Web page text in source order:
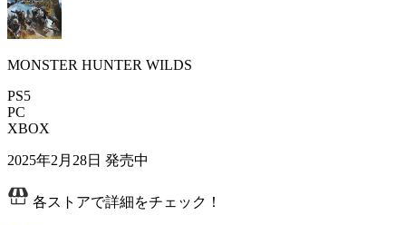
MONSTER HUNTER WILDS
PS5
PC
XBOX
2025年2月28日 発売中
各ストアで詳細をチェック！